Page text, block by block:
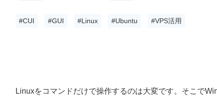
#CUI #GUI #Linux #Ubuntu #VPS活用
Linuxをコマンドだけで操作するのは大変です。そこで